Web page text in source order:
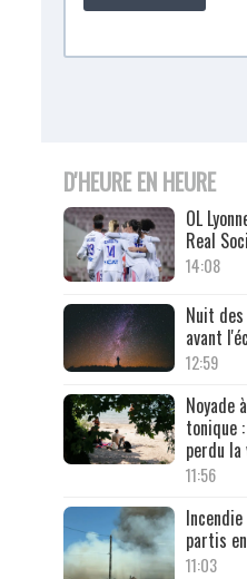
D'HEURE EN HEURE
OL
Real
14:08
Nuit
avant
12:59
Noyade
tonique
perdu la
11:56
partis
11:03